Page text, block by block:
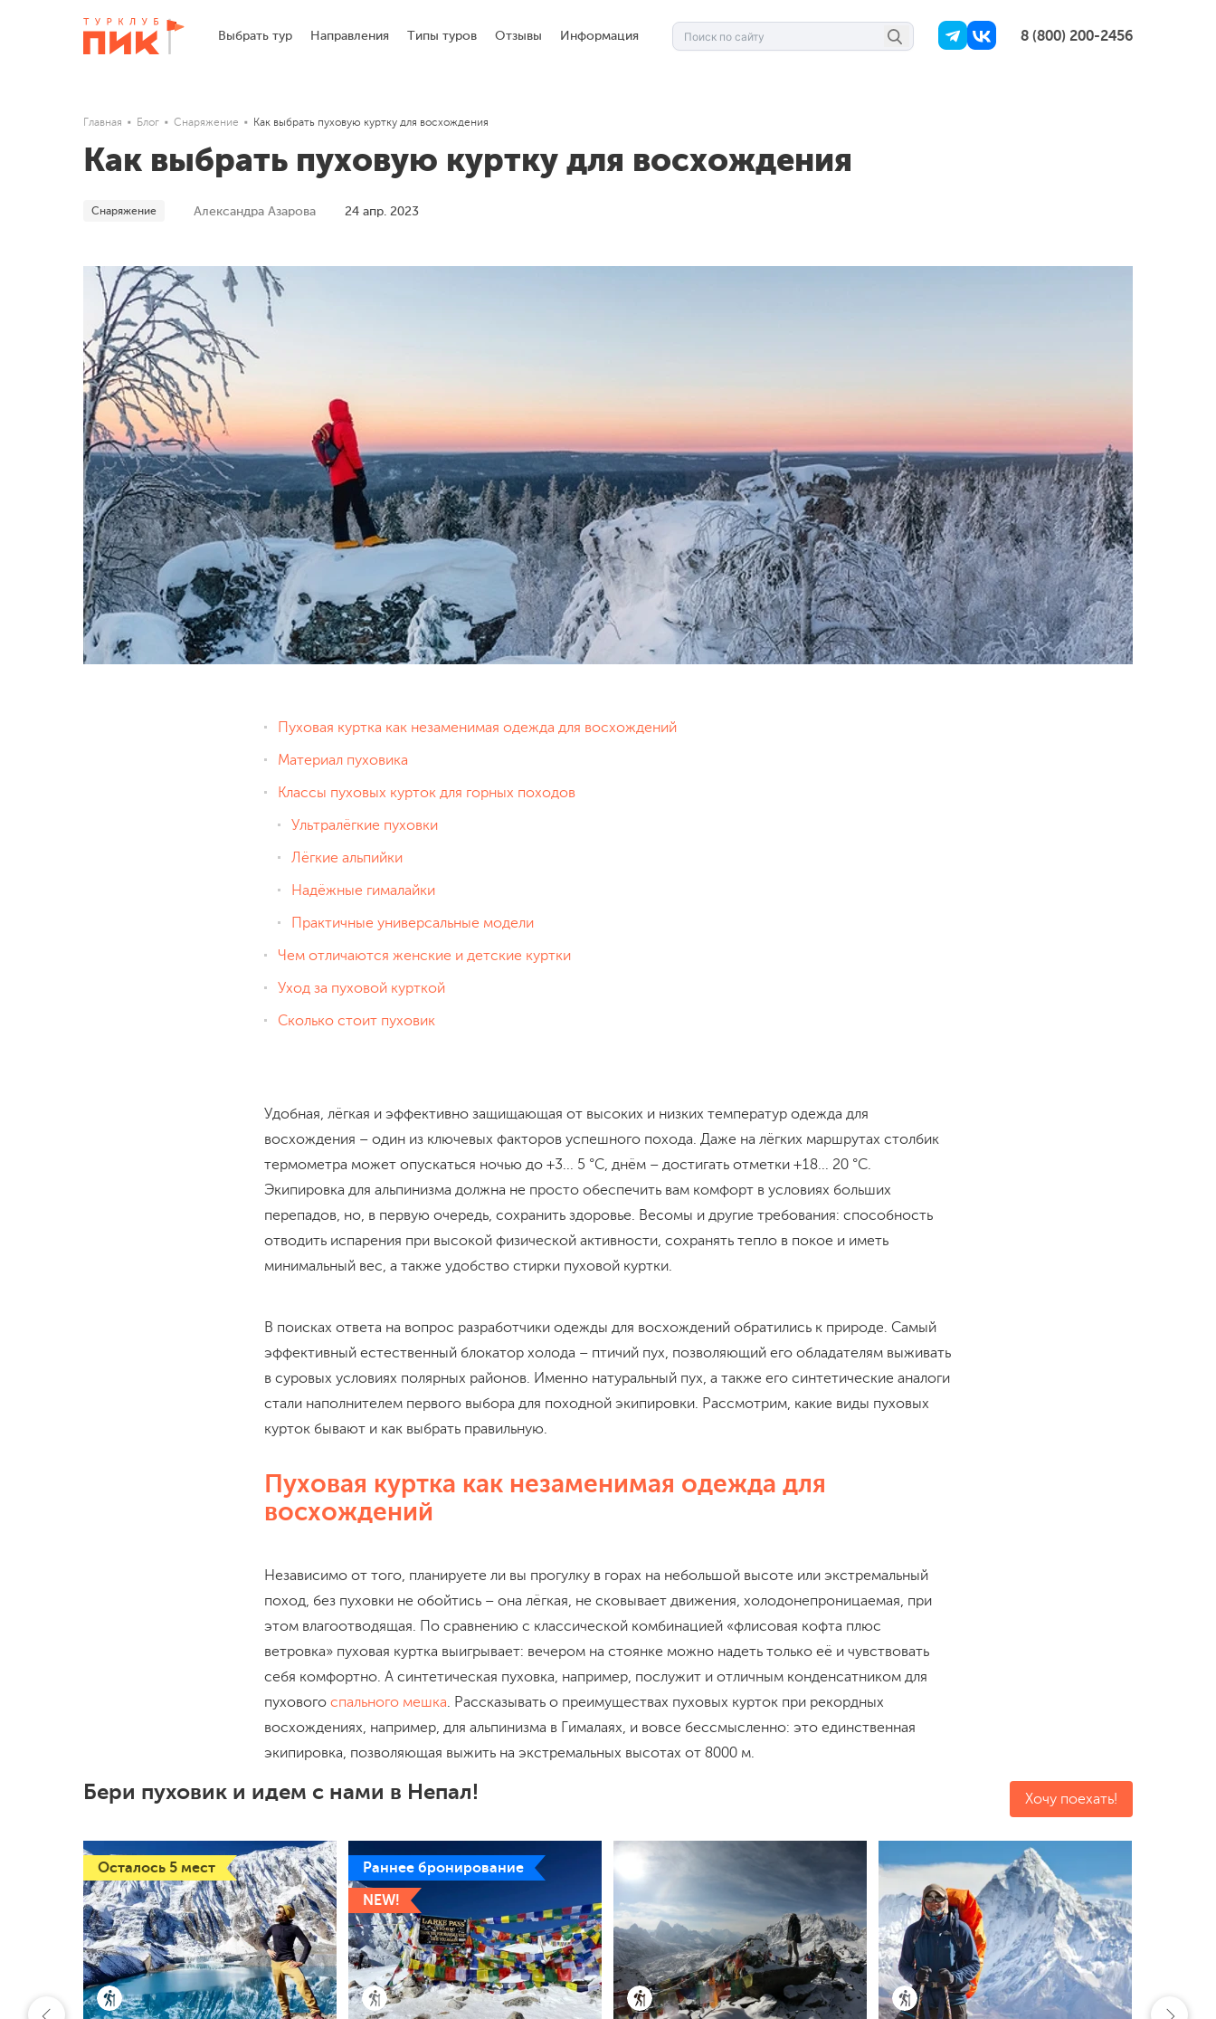
Выбрать тур Направления Типы туров Отзывы Информация 8 (800) 200-2456
Главная Блог Снаряжение Как выбрать пуховую куртку для восхождения
Как выбрать пуховую куртку для восхождения
Снаряжение Александра Азарова 24 апр. 2023
Пуховая куртка как незаменимая одежда для восхождений
Материал пуховика
Классы пуховых курток для горных походов
Ультралёгкие пуховки
Лёгкие альпийки
Надёжные гималайки
Практичные универсальные модели
Чем отличаются женские и детские куртки
Уход за пуховой курткой
Сколько стоит пуховик
Удобная, лёгкая и эффективно защищающая от высоких и низких температур одежда для
восхождения – один из ключевых факторов успешного похода. Даже на лёгких маршрутах столбик
термометра может опускаться ночью до +3... 5 °С, днём – достигать отметки +18... 20 °С.
Экипировка для альпинизма должна не просто обеспечить вам комфорт в условиях больших
перепадов, но, в первую очередь, сохранить здоровье. Весомы и другие требования: способность
отводить испарения при высокой физической активности, сохранять тепло в покое и иметь
минимальный вес, а также удобство стирки пуховой куртки.
В поисках ответа на вопрос разработчики одежды для восхождений обратились к природе. Самый
эффективный естественный блокатор холода – птичий пух, позволяющий его обладателям выживать
в суровых условиях полярных районов. Именно натуральный пух, а также его синтетические аналоги
стали наполнителем первого выбора для походной экипировки. Рассмотрим, какие виды пуховых
курток бывают и как выбрать правильную.
Пуховая куртка как незаменимая одежда для
восхождений
Независимо от того, планируете ли вы прогулку в горах на небольшой высоте или экстремальный
поход, без пуховки не обойтись – она лёгкая, не сковывает движения, холодонепроницаемая, при
этом влагоотводящая. По сравнению с классической комбинацией «флисовая кофта плюс
ветровка» пуховая куртка выигрывает: вечером на стоянке можно надеть только её и чувствовать
себя комфортно. А синтетическая пуховка, например, послужит и отличным конденсатником для
пухового спального мешка. Рассказывать о преимуществах пуховых курток при рекордных
восхождениях, например, для альпинизма в Гималаях, и вовсе бессмысленно: это единственная
экипировка, позволяющая выжить на экстремальных высотах от 8000 м.
Бери пуховик и идем с нами в Непал! Хочу поехать!
Осталось 5 мест
Раннее бронирование
NEW!